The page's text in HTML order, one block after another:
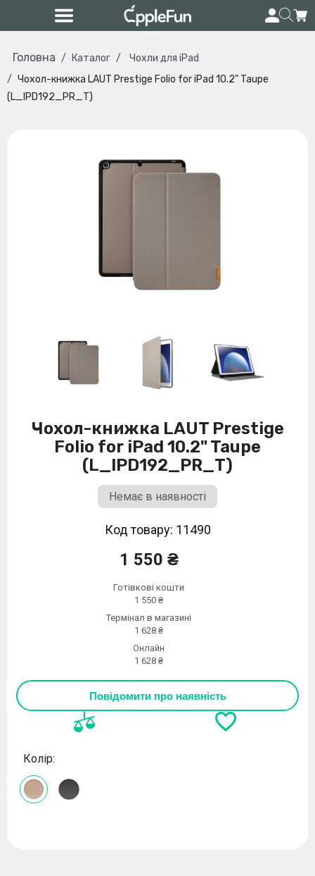
Головна Каталог
Чохли для iPad
Чохол-книжка LAUT Prestige Folio for iPad 10.2" Taupe
(L_IPD192_PR_T)
Чохол-книжка LAUT Prestige
Folio for iPad 10.2" Taupe
(L_IPD192_PR_T)
Немає в наявності
Код товару: 11490
1 550 ₴
Готівкові кошти
1 550 ₴
Термінал в магазині
1 628 ₴
Онлайн
1 628 ₴
Повідомити про наявність
Колір: